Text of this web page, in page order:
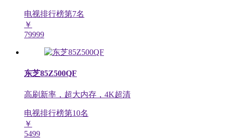
电视排行榜第7名
￥
79999
东芝85Z500QF
高刷新率，超大内存，4K超清
电视排行榜第10名
￥
5499